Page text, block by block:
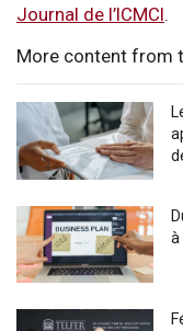
Journal de l’ICMCI.
More content from